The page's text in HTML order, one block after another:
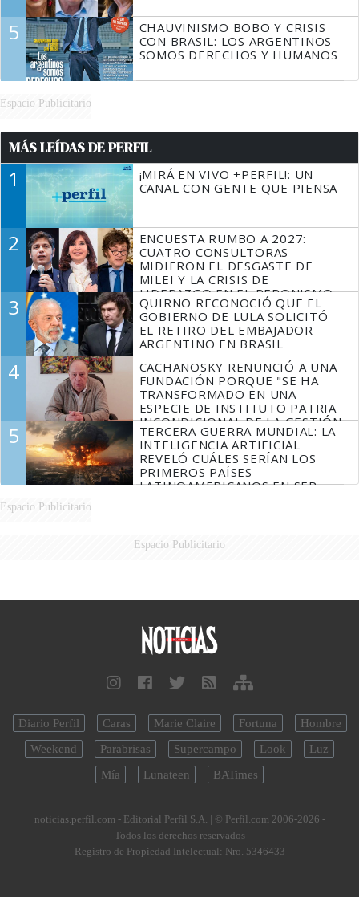
5
CHAUVINISMO BOBO Y CRISIS
CON BRASIL: LOS ARGENTINOS
SOMOS DERECHOS Y HUMANOS
Espacio Publicitario
MÁS LEÍDAS DE PERFIL
1
¡MIRÁ EN VIVO +PERFIL!: UN
CANAL CON GENTE QUE PIENSA
2
ENCUESTA RUMBO A 2027:
CUATRO CONSULTORAS
MIDIERON EL DESGASTE DE
MILEI Y LA CRISIS DE
LIDERAZGO EN EL PERONISMO
3
QUIRNO RECONOCIÓ QUE EL
GOBIERNO DE LULA SOLICITÓ
EL RETIRO DEL EMBAJADOR
ARGENTINO EN BRASIL
4
CACHANOSKY RENUNCIÓ A UNA
FUNDACIÓN PORQUE "SE HA
TRANSFORMADO EN UNA
ESPECIE DE INSTITUTO PATRIA
INCONDICIONAL DE LA GESTIÓN
DE MILEI"
5
TERCERA GUERRA MUNDIAL: LA
INTELIGENCIA ARTIFICIAL
REVELÓ CUÁLES SERÍAN LOS
PRIMEROS PAÍSES
LATINOAMERICANOS EN SER
Espacio Publicitario
Espacio Publicitario
Diario Perfil Caras Marie Claire Fortuna
Hombre
Weekend
Parabrisas Supercampo Look
Luz
Mía
Lunateen BATimes
noticias.perfil.com - Editorial Perfil S.A. | © Perfil.com 2006-2026 -
Todos los derechos reservados
Registro de Propiedad Intelectual: Nro. 5346433